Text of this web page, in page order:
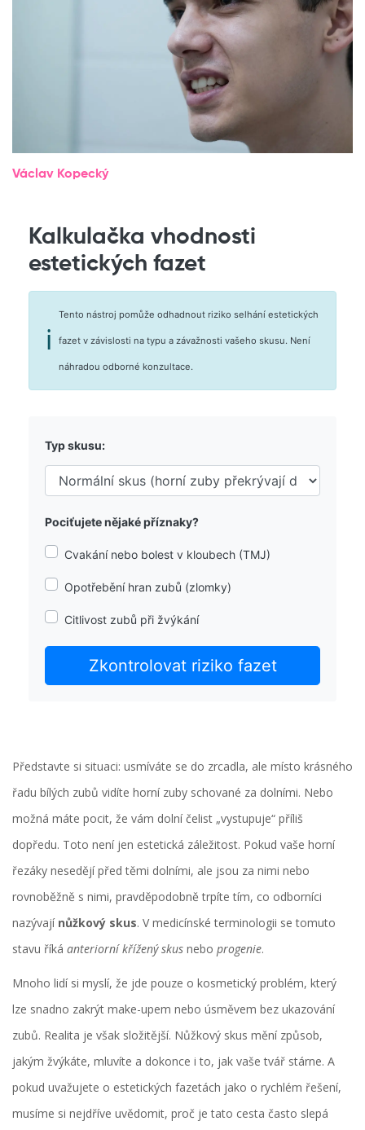
Václav Kopecký
Kalkulačka vhodnosti
estetických fazet
ℹ️
Tento nástroj pomůže odhadnout riziko selhání estetických
fazet v závislosti na typu a závažnosti vašeho skusu. Není
náhradou odborné konzultace.
Typ skusu:
Pociťujete nějaké příznaky?
Cvakání nebo bolest v kloubech (TMJ)
Opotřebění hran zubů (zlomky)
Citlivost zubů při žvýkání
Zkontrolovat riziko fazet
Představte si situaci: usmíváte se do zrcadla, ale místo krásného
řadu bílých zubů vidíte horní zuby schované za dolními. Nebo
možná máte pocit, že vám dolní čelist „vystupuje“ příliš
dopředu. Toto není jen estetická záležitost. Pokud vaše horní
řezáky nesedějí před těmi dolními, ale jsou za nimi nebo
rovnoběžně s nimi, pravděpodobně trpíte tím, co odborníci
nazývají nůžkový skus. V medicínské terminologii se tomuto
stavu říká anteriorní křížený skus nebo progenie.
Mnoho lidí si myslí, že jde pouze o kosmetický problém, který
lze snadno zakrýt make-upem nebo úsměvem bez ukazování
zubů. Realita je však složitější. Nůžkový skus mění způsob,
jakým žvýkáte, mluvíte a dokonce i to, jak vaše tvář stárne. A
pokud uvažujete o estetických fazetách jako o rychlém řešení,
musíme si nejdříve uvědomit, proč je tato cesta často slepá